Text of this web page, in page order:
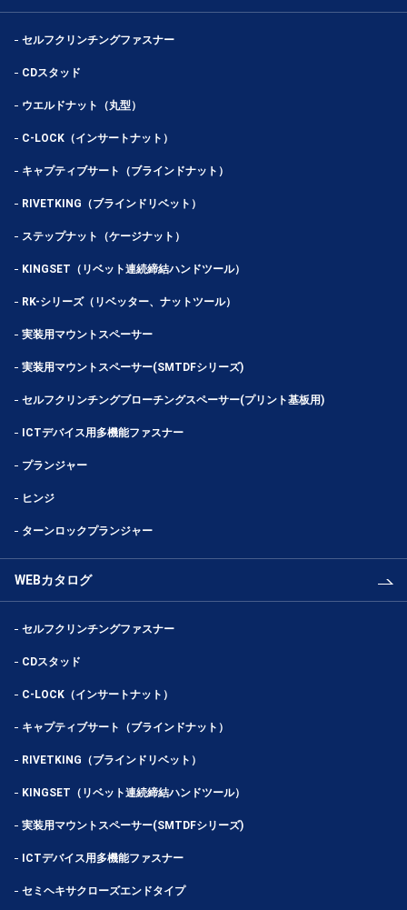
セルフクリンチングファスナー
CDスタッド
ウエルドナット（丸型）
C-LOCK（インサートナット）
キャプティブサート（ブラインドナット）
RIVETKING（ブラインドリベット）
ステップナット（ケージナット）
KINGSET（リベット連続締結ハンドツール）
RK-シリーズ（リベッター、ナットツール）
実装用マウントスペーサー
実装用マウントスペーサー(SMTDFシリーズ)
セルフクリンチングブローチングスペーサー(プリント基板用)
ICTデバイス用多機能ファスナー
プランジャー
ヒンジ
ターンロックプランジャー
WEBカタログ
セルフクリンチングファスナー
CDスタッド
C-LOCK（インサートナット）
キャプティブサート（ブラインドナット）
RIVETKING（ブラインドリベット）
KINGSET（リベット連続締結ハンドツール）
実装用マウントスペーサー(SMTDFシリーズ)
ICTデバイス用多機能ファスナー
セミヘキサクローズエンドタイプ